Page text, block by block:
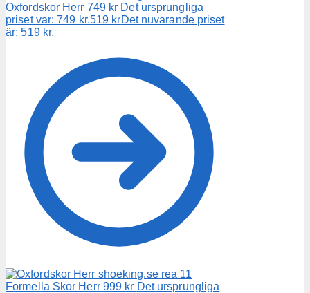
Oxfordskor Herr 749kr Det ursprungliga
priset var: 749 kr.519 krDet nuvarande priset
är: 519 kr.
Formella Skor Herr 999kr Det ursprungliga